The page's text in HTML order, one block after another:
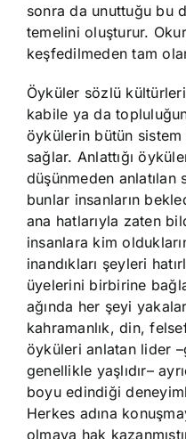
sonra da unuttuğu bu
temelini oluşturur.
keşfedilmeden tam
Öyküler sözlü
kabile ya da
öykülerin bütün sistem
sağlar. Anlattığı
düşünmeden anlatılan
bunlar insanların
ana hatlarıyla zaten
insanlara kim
inandıkları şeyleri
üyelerini birbirine
ağında her şeyi
kahramanlık, din,
öyküleri anlatan lider
genellikle yaşlıdır–
boyu edindiği
Herkes adına
olmaya hak